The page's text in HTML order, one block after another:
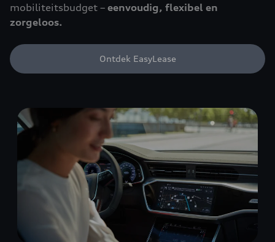
mobiliteitsbudget – eenvoudig, flexibel en
zorgeloos.
Ontdek EasyLease